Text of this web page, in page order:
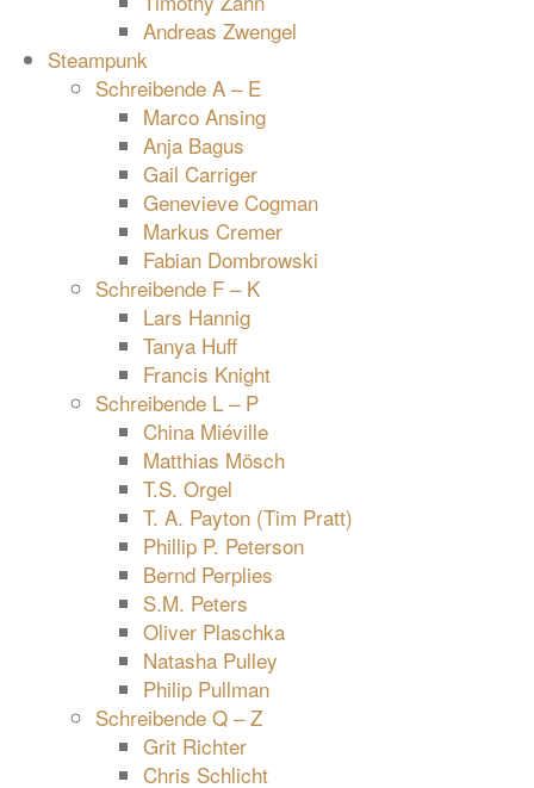
Andreas Zwengel
Steampunk
Schreibende A – E
Marco Ansing
Anja Bagus
Gail Carriger
Genevieve Cogman
Markus Cremer
Fabian Dombrowski
Schreibende F – K
Lars Hannig
Tanya Huff
Francis Knight
Schreibende L – P
China Miéville
Matthias Mösch
T.S. Orgel
T. A. Payton (Tim Pratt)
Phillip P. Peterson
Bernd Perplies
S.M. Peters
Oliver Plaschka
Natasha Pulley
Philip Pullman
Schreibende Q – Z
Grit Richter
Chris Schlicht